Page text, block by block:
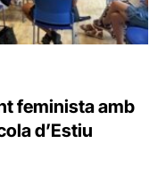
feminista amb
d’Estiu